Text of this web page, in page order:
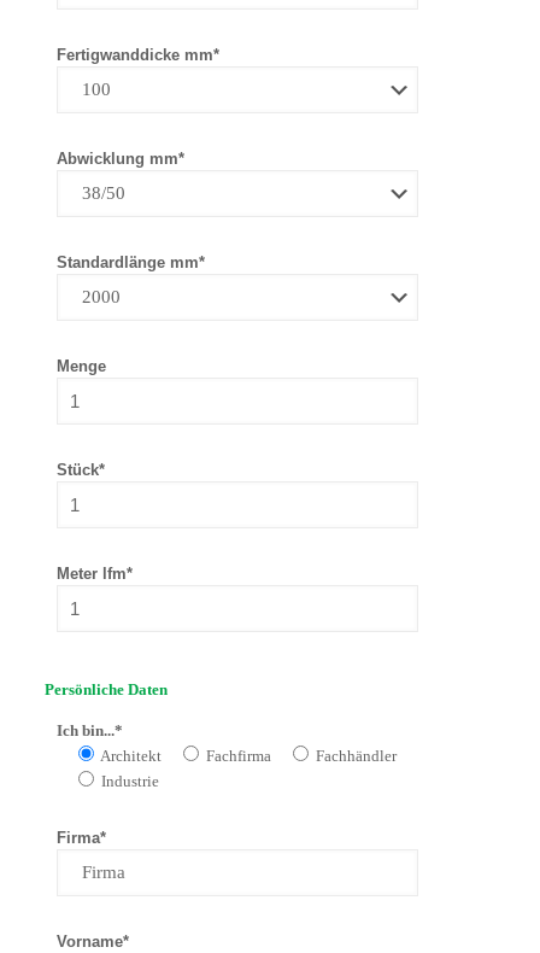
Fertigwanddicke mm*
Abwicklung mm*
Standardlänge mm*
Menge
Stück*
Meter lfm*
Persönliche Daten
Ich bin...*
Architekt
Fachfirma
Fachhändler
Industrie
Firma*
Vorname*